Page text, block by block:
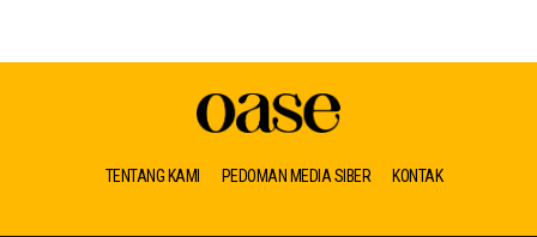
TENTANG KAMI PEDOMAN MEDIA SIBER KONTAK